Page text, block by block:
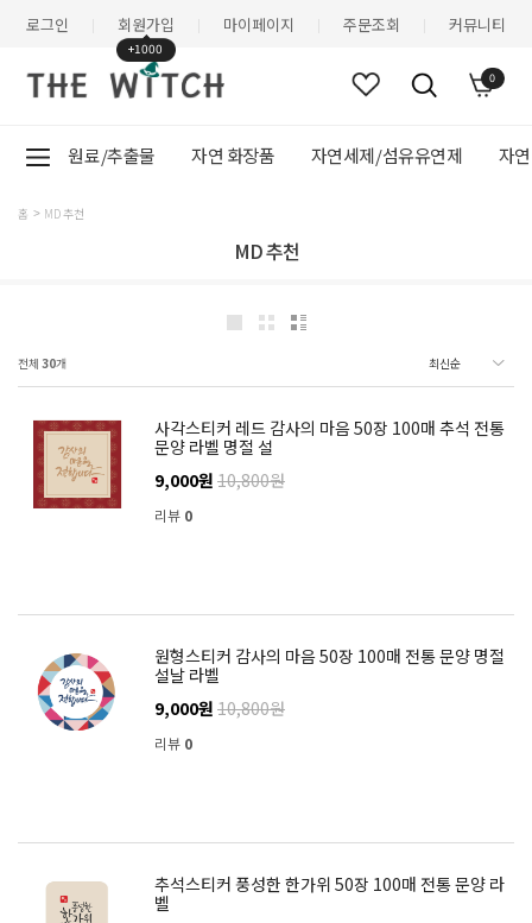
로그인 회원가입
+1000
마이페이지 주문조회 커뮤니티
0
원료/추출물 자연 화장품 자연세제/섬유유연제 자
홈 MD 추천
MD 추천
전체 30개
사각스티커 레드 감사의 마음 50장 100매 추석 전통
문양 라벨 명절 설
9,000원 10,800원
리뷰 0
원형스티커 감사의 마음 50장 100매 전통 문양 명절
설날 라벨
9,000원 10,800원
리뷰 0
추석스티커 풍성한 한가위 50장 100매 전통 문양 라
벨